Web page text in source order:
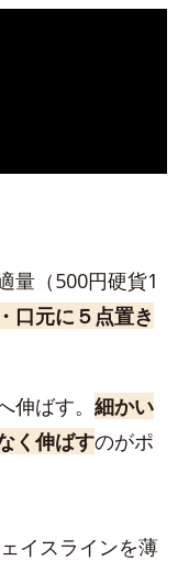
量（500円硬貨1
口元に５点置き
ばす。 細かい
く伸ばすのがポ
イスラインを薄